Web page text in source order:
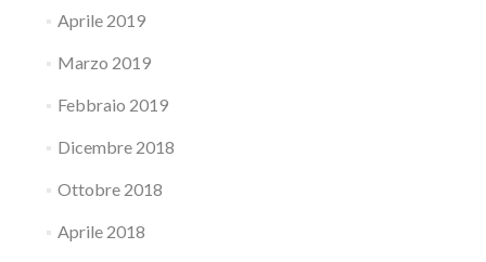
Aprile 2019
Marzo 2019
Febbraio 2019
Dicembre 2018
Ottobre 2018
Aprile 2018